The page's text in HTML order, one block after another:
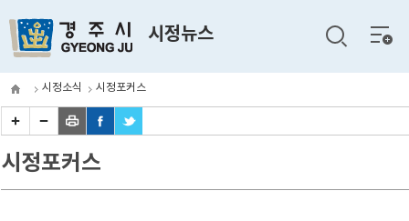
시정뉴스
전체
메뉴
시정소식 시정포커스
시정포커스